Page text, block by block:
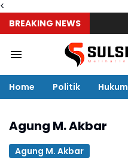
<
BREAKING NEWS
Home Politik Hukum
Agung M. Akbar
Agung M. Akbar